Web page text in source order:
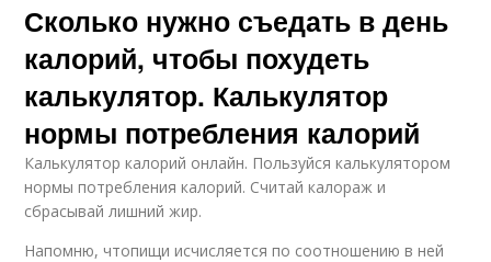
Сколько нужно съедать в день
калорий, чтобы похудеть
калькулятор. Калькулятор
нормы потребления калорий
Калькулятор калорий онлайн. Пользуйся калькулятором
нормы потребления калорий. Считай калораж и
сбрасывай лишний жир.
Напомню, чтопищи исчисляется по соотношению в ней